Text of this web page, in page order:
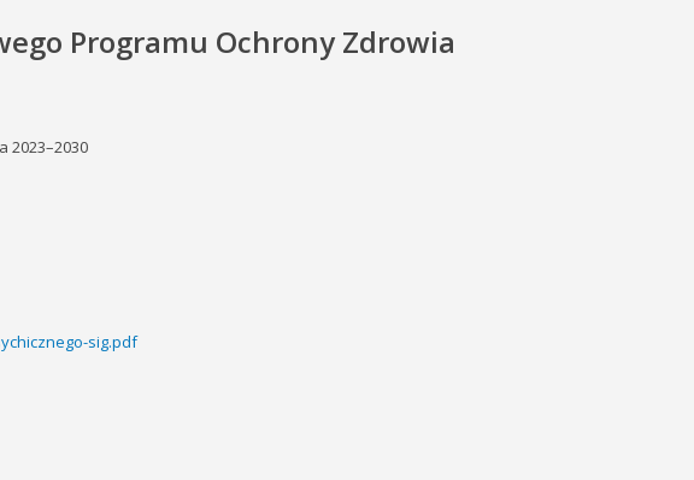
Programu Ochrony Zdrowia
2023–2030
sig.pdf